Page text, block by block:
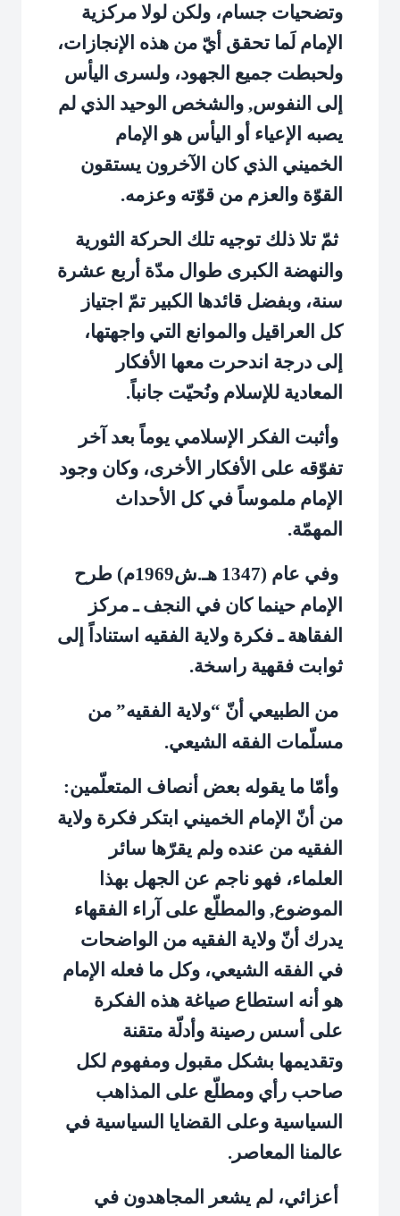
وتضحيات جسام، ولكن لولا مركزية
الإمام لَما تحقق أيّ من هذه الإنجازات،
ولحبطت جميع الجهود، ولسرى اليأس
إلى النفوس, والشخص الوحيد الذي لم
يصبه الإعياء أو اليأس هو الإمام
الخميني الذي كان الآخرون يستقون
القوّة والعزم من قوّته وعزمه.
ثمّ تلا ذلك توجيه تلك الحركة الثورية
والنهضة الكبرى طوال مدّة أربع عشرة
سنة، وبفضل قائدها الكبير تمّ اجتياز
كل العراقيل والموانع التي واجهتها،
إلى درجة اندحرت معها الأفكار
المعادية للإسلام ونُحيّت جانباً.
وأثبت الفكر الإسلامي يوماً بعد آخر
تفوّقه على الأفكار الأخرى، وكان وجود
الإمام ملموساً في كل الأحداث
المهمّة.
وفي عام (1347 هـ.ش1969م) طرح
الإمام حينما كان في النجف ـ مركز
الفقاهة ـ فكرة ولاية الفقيه استناداً إلى
ثوابت فقهية راسخة.
من الطبيعي أنّ “ولاية الفقيه” من
مسلّمات الفقه الشيعي.
وأمّا ما يقوله بعض أنصاف المتعلّمين:
من أنّ الإمام الخميني ابتكر فكرة ولاية
الفقيه من عنده ولم يقرّها سائر
العلماء، فهو ناجم عن الجهل بهذا
الموضوع, والمطلّع على آراء الفقهاء
يدرك أنّ ولاية الفقيه من الواضحات
في الفقه الشيعي، وكل ما فعله الإمام
هو أنه استطاع صياغة هذه الفكرة
على أسس رصينة وأدلّة متقنة
وتقديمها بشكل مقبول ومفهوم لكل
صاحب رأي ومطلّع على المذاهب
السياسية وعلى القضايا السياسية في
عالمنا المعاصر.
أعزائي، لم يشعر المجاهدون في